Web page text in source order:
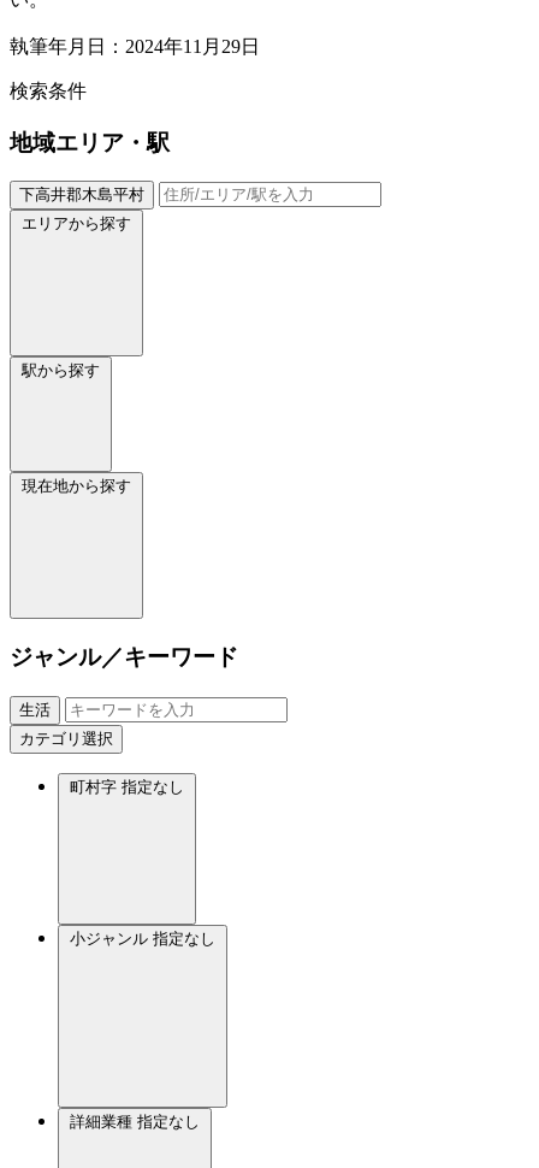
執筆年月日：2024年11月29日
検索条件
地域エリア・駅
下高井郡木島平村
エリアから探す
駅から探す
現在地から探す
ジャンル／キーワード
生活
カテゴリ選択
町村字 指定なし
小ジャンル 指定なし
詳細業種 指定なし